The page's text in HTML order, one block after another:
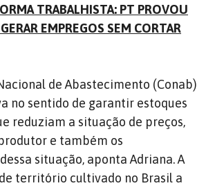
TRABALHISTA: PT PROVOU
EMPREGOS SEM CORTAR
de Abastecimento (Conab)
no sentido de garantir estoques
reduziam a situação de preços,
e também os
situação, aponta Adriana. A
território cultivado no Brasil a